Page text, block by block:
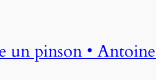
un pinson •